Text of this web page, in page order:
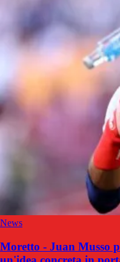
News
Moretto - Juan Musso